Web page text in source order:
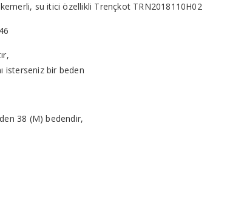
kemerli, su itici özellikli Trençkot TRN2018110H02
isterseniz bir beden
38 (M) bedendir,